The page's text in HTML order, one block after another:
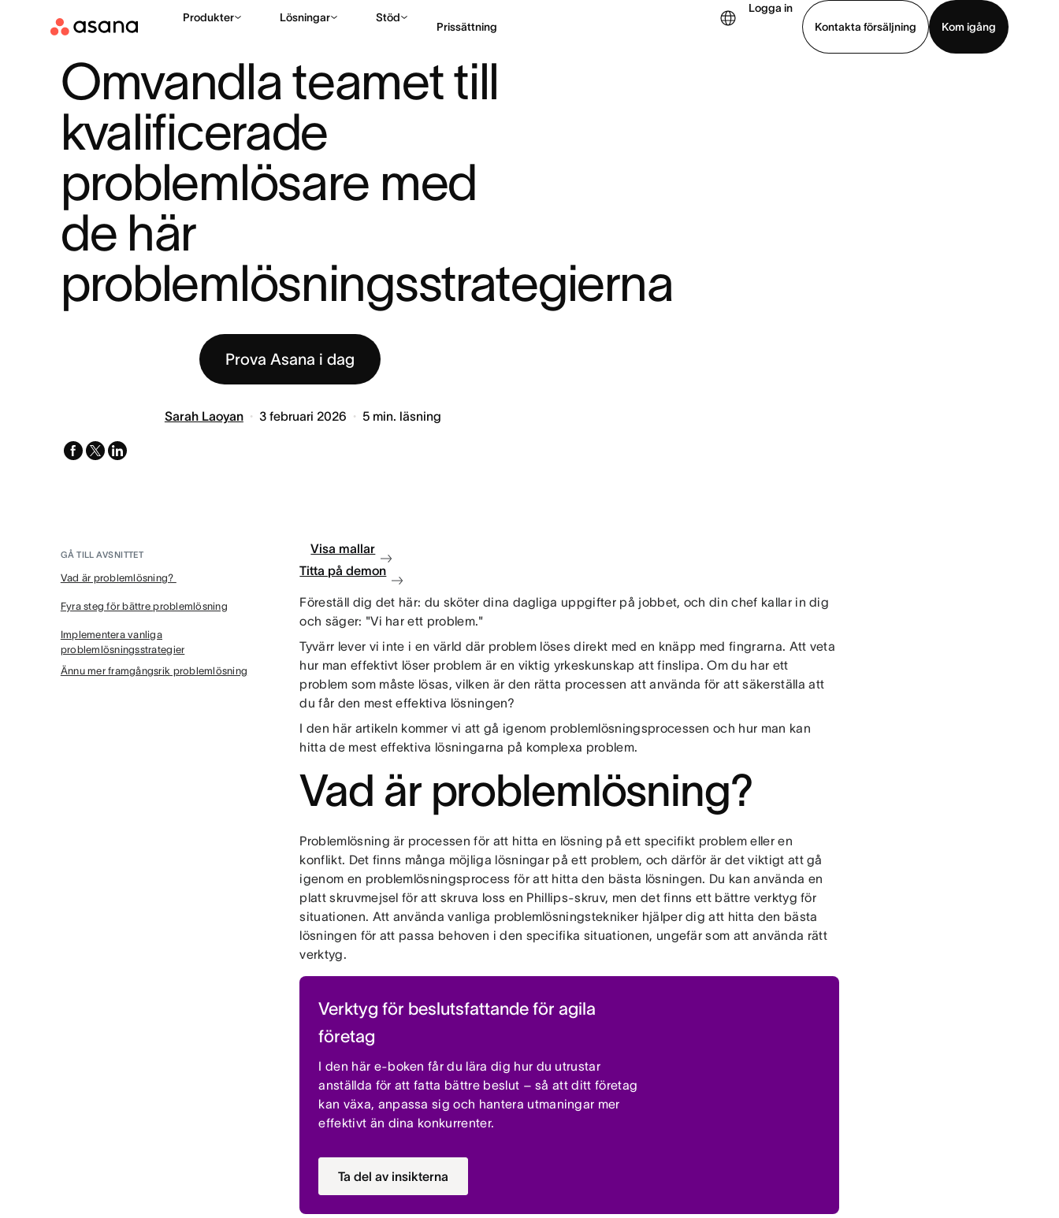
Produkter Lösningar Stöd
Prissättning
Logga in
Kontakta försäljning
Kom igång
Omvandla teamet till
kvalificerade
problemlösare med
de här
problemlösningsstrategierna
Prova Asana i dag
Sarah Laoyan 3 februari 2026 5 min. läsning
facebook
x-
linkedin
GÅ TILL AVSNITTET
Vad är problemlösning?
Fyra steg för bättre problemlösning
Implementera vanliga
problemlösningsstrategier
Ännu mer framgångsrik problemlösning
Visa mallar
Titta på demon
Föreställ dig det här: du sköter dina dagliga uppgifter på jobbet, och din chef kallar in dig
och säger: "Vi har ett problem."
Tyvärr lever vi inte i en värld där problem löses direkt med en knäpp med fingrarna. Att veta
hur man effektivt löser problem är en viktig yrkeskunskap att finslipa. Om du har ett
problem som måste lösas, vilken är den rätta processen att använda för att säkerställa att
du får den mest effektiva lösningen?
I den här artikeln kommer vi att gå igenom problemlösningsprocessen och hur man kan
hitta de mest effektiva lösningarna på komplexa problem.
Vad är problemlösning?
Problemlösning är processen för att hitta en lösning på ett specifikt problem eller en
konflikt. Det finns många möjliga lösningar på ett problem, och därför är det viktigt att gå
igenom en problemlösningsprocess för att hitta den bästa lösningen. Du kan använda en
platt skruvmejsel för att skruva loss en Phillips-skruv, men det finns ett bättre verktyg för
situationen. Att använda vanliga problemlösningstekniker hjälper dig att hitta den bästa
lösningen för att passa behoven i den specifika situationen, ungefär som att använda rätt
verktyg.
Verktyg för beslutsfattande för agila
företag
I den här e-boken får du lära dig hur du utrustar
anställda för att fatta bättre beslut – så att ditt företag
kan växa, anpassa sig och hantera utmaningar mer
effektivt än dina konkurrenter.
Ta del av insikterna